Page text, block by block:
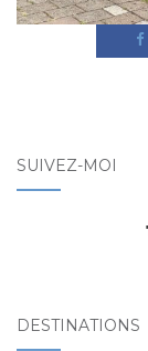
SUIVEZ-MOI
DESTINATIONS